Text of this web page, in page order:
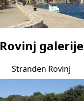
Rovinj galerije
Stranden Rovinj